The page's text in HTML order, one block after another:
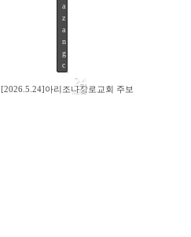
24
MAY
a
z
a
n
g
c
[2026.5.24]아리조나장로교회 주보